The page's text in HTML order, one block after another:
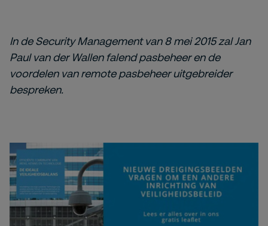
In de Security Management van 8 mei 2015 zal Jan
Paul van der Wallen falend pasbeheer en de
voordelen van remote pasbeheer uitgebreider
bespreken.